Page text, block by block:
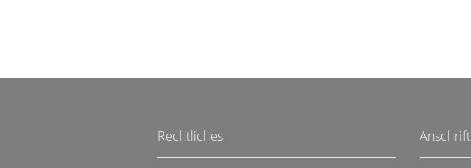
Rechtliches Anschrift